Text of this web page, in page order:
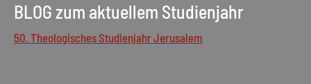
BLOG zum aktuellem Studienjahr
50. Theologisches Studienjahr Jerusalem